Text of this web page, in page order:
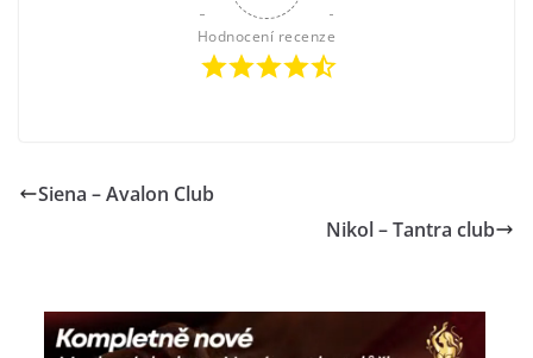
Hodnocení recenze
Siena – Avalon Club
Nikol – Tantra club